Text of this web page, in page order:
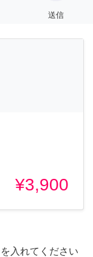
送信
¥3,900
入れてください